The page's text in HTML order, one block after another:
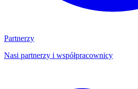
Partnerzy
Nasi partnerzy i współpracownicy